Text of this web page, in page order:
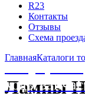
R23
Контакты
Отзывы
Схема
ГлавнаяКаталоги
FAQs
коды
Лампы